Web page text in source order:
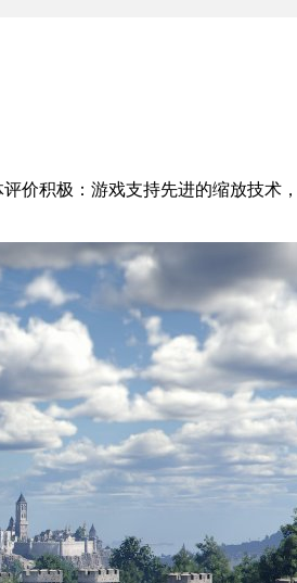
价积极：游戏支持先进的缩放技术